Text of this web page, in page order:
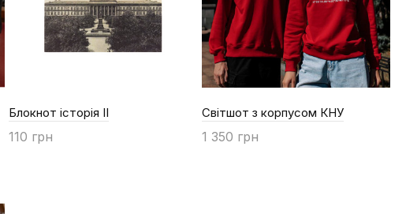
Блокнот історія II
110 грн
Світшот з корпусом КНУ
1 350 грн